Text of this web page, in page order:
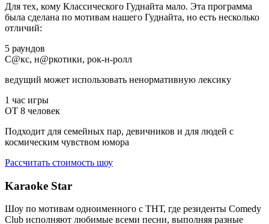
Для тех, кому Классического Гуднайта мало. Эта программа
была сделана по мотивам нашего Гуднайта, но есть несколько
отличий:
5 раундов
С@кс, н@ркотики, рок-н-ролл
ведущий может использовать ненормативную лексику
1 час игры
ОТ 8 человек
Подходит для семейных пар, девичников и для людей с
космическим чувством юмора
Рассчитать стоимость шоу
Karaoke Star
Шоу по мотивам одноименного с ТНТ, где резиденты Comedy
Club исполняют любимые всеми песни, выполняя разные